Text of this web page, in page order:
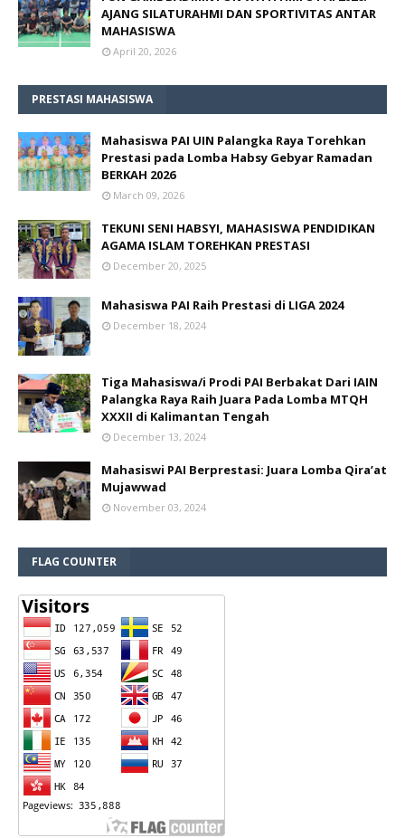
AJANG SILATURAHMI DAN SPORTIVITAS ANTAR
MAHASISWA
April 20, 2026
PRESTASI MAHASISWA
Mahasiswa PAI UIN Palangka Raya Torehkan
Prestasi pada Lomba Habsy Gebyar Ramadan
BERKAH 2026
March 09, 2026
TEKUNI SENI HABSYI, MAHASISWA PENDIDIKAN
AGAMA ISLAM TOREHKAN PRESTASI
December 20, 2025
Mahasiswa PAI Raih Prestasi di LIGA 2024
December 18, 2024
Tiga Mahasiswa/i Prodi PAI Berbakat Dari IAIN
Palangka Raya Raih Juara Pada Lomba MTQH
XXXII di Kalimantan Tengah
December 13, 2024
Mahasiswi PAI Berprestasi: Juara Lomba Qira’at
Mujawwad
November 03, 2024
FLAG COUNTER